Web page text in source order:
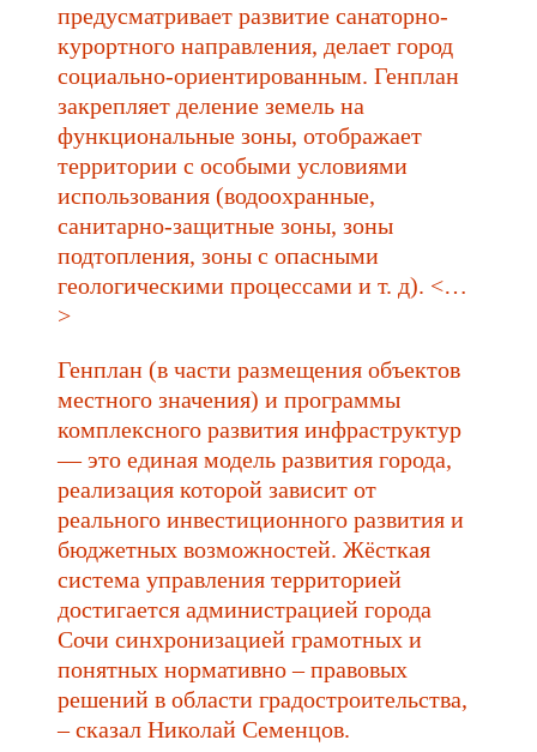
предусматривает развитие санаторно-
курортного направления, делает город
социально-ориентированным. Генплан
закрепляет деление земель на
функциональные зоны, отображает
территории с особыми условиями
использования (водоохранные,
санитарно-защитные зоны, зоны
подтопления, зоны с опасными
геологическими процессами и т. д). <…
>
Генплан (в части размещения объектов
местного значения) и программы
комплексного развития инфраструктур
— это единая модель развития города,
реализация которой зависит от
реального инвестиционного развития и
бюджетных возможностей. Жёсткая
система управления территорией
достигается администрацией города
Сочи синхронизацией грамотных и
понятных нормативно – правовых
решений в области градостроительства,
– сказал Николай Семенцов.